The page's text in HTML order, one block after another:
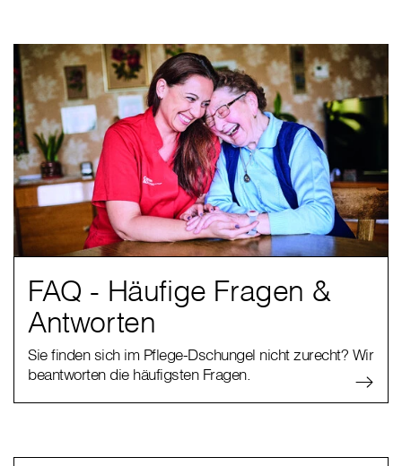
FAQ - Häufige Fragen &
Antworten
Sie finden sich im Pflege-Dschungel nicht zurecht? Wir
beantworten die häufigsten Fragen.